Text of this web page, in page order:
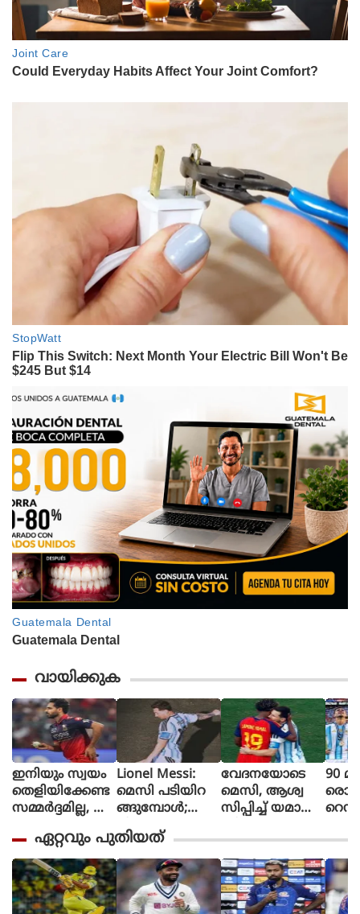
വായിക്കുക
ഇനിയും സ്വയം
തെളിയിക്കേണ്ട
സമ്മർദ്ദമില്ല, അ
ഭിച്ചാൽ സ
ന്തോഷം അത്ര
മാത്രം : ഭുവ
നേശ്വർ കുമാർ
Lionel Messi:
മെസി പടിയിറ
ങ്ങുമ്പോൾ;
വീണ്ടും
സാക്ഷിയായി
മെറ്റ്‌ലൈഫ്
വേദനയോടെ
മെസി, ആശ്വ
സിപ്പിച്ച് യമാൽ
90
രൊറ്റ
ളി
ൻ്റീന,
ഏറ്റവും പുതിയത്